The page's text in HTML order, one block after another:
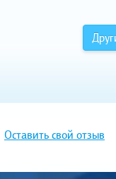
Оставить свой отзыв